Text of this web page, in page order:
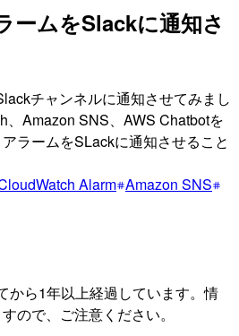
ームをSlackに通知さ
チャンネルに通知させてみまし
、Amazon SNS、AWS Chatbotを
ラームをSLackに通知させること
Alarm Amazon SNS
から1年以上経過しています。情
ので、ご注意ください。